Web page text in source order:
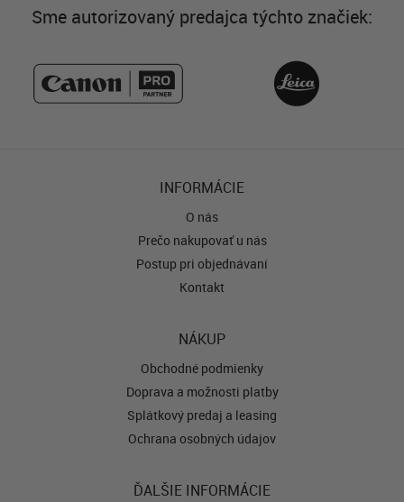
Sme autorizovaný predajca týchto značiek:
INFORMÁCIE
O nás
Prečo nakupovať u nás
Postup pri objednávaní
Kontakt
NÁKUP
Obchodné podmienky
Doprava a možnosti platby
Splátkový predaj a leasing
Ochrana osobných údajov
ĎALŠIE INFORMÁCIE